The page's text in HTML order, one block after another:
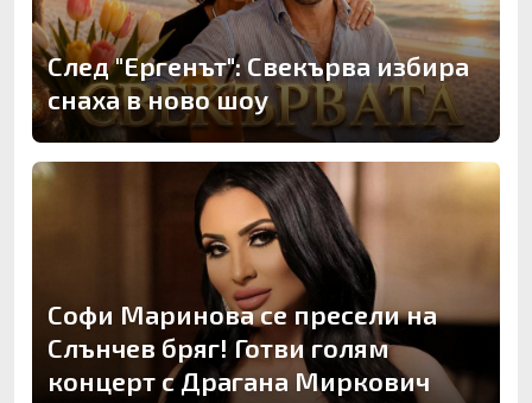
След "Ергенът": Свекърва избира
снаха в ново шоу
Софи Маринова се пресели на
Слънчев бряг! Готви голям
концерт с Драгана Миркович